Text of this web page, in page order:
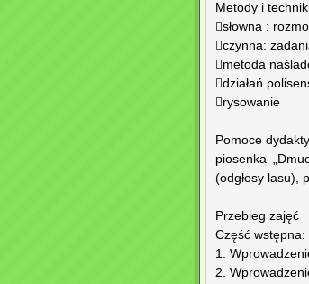
Metody i
słowna :
czynna:
metoda
działań
rysowanie
Pomoce
piosenka
(odgłosy lasu),
Przebieg zajęć
Część wstępna:
1.
2.